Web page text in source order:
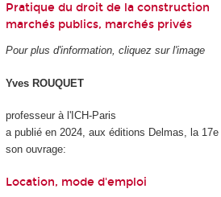
Pratique du droit de la construction
marchés publics, marchés privés
Pour plus d'information, cliquez sur l'image
Yves ROUQUET
professeur à l'ICH-Paris
a publié en 2024, aux éditions Delmas, la 17e
son ouvrage:
Location, mode d'emploi